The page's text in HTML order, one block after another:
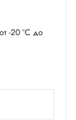
-20 °С до